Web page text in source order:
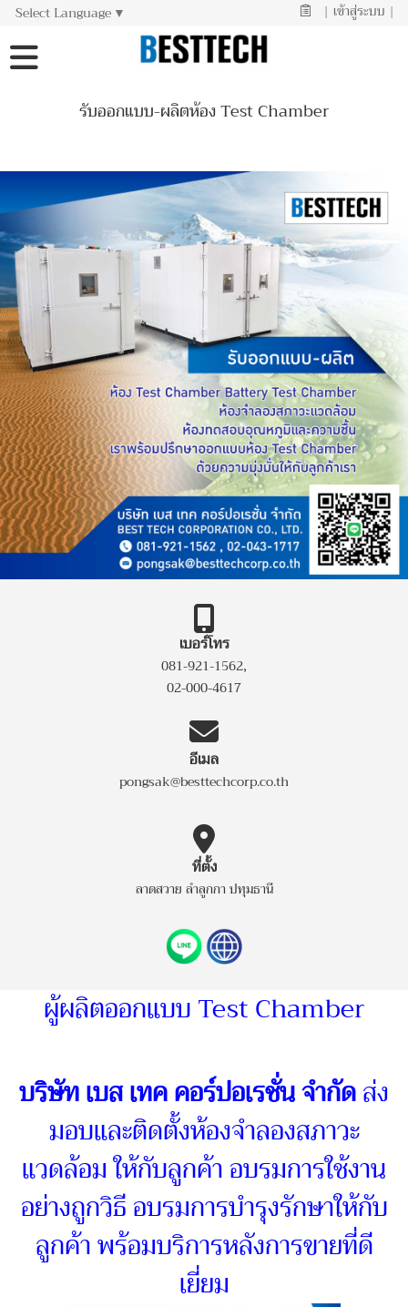
Select Language ▼ | เข้าสู่ระบบ |
รับออกแบบ-ผลิตห้อง Test Chamber
เบอร์โทร
081-921-1562,
02-000-4617
อีเมล
pongsak@besttechcorp.co.th
ที่ตั้ง
ลาดสวาย ลำลูกกา ปทุมธานี
ผู้ผลิตออกแบบ Test Chamber
บริษัท เบส เทค คอร์ปอเรชั่น จำกัดส่ง
มอบและติดตั้งห้องจำลองสภาวะ
แวดล้อม ให้กับลูกค้า อบรมการใช้งาน
อย่างถูกวิธี อบรมการบำรุงรักษาให้กับ
ลูกค้า พร้อมบริการหลังการขายที่ดี
เยี่ยม